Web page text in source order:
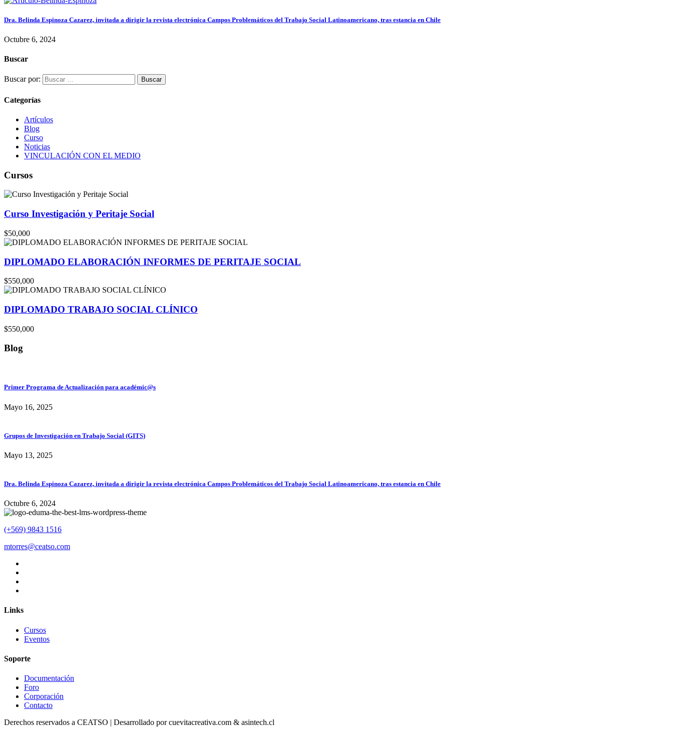
Dra. Belinda Espinoza Cazarez, invitada a dirigir la revista electrónica Campos Problemáticos del Trabajo Social Latinoamericano, tras estancia en Chile
Octubre 6, 2024
Buscar
Buscar por:
Categorías
Artículos
Blog
Curso
Noticias
VINCULACIÓN CON EL MEDIO
Cursos
Curso Investigación y Peritaje Social
$50,000
DIPLOMADO ELABORACIÓN INFORMES DE PERITAJE SOCIAL
$550,000
DIPLOMADO TRABAJO SOCIAL CLÍNICO
$550,000
Blog
Primer Programa de Actualización para académic@s
Mayo 16, 2025
Grupos de Investigación en Trabajo Social (GITS)
Mayo 13, 2025
Dra. Belinda Espinoza Cazarez, invitada a dirigir la revista electrónica Campos Problemáticos del Trabajo Social Latinoamericano, tras estancia en Chile
Octubre 6, 2024
(+569) 9843 1516
mtorres@ceatso.com
Links
Cursos
Eventos
Soporte
Documentación
Foro
Corporación
Contacto
Derechos reservados a CEATSO | Desarrollado por cuevitacreativa.com & asintech.cl